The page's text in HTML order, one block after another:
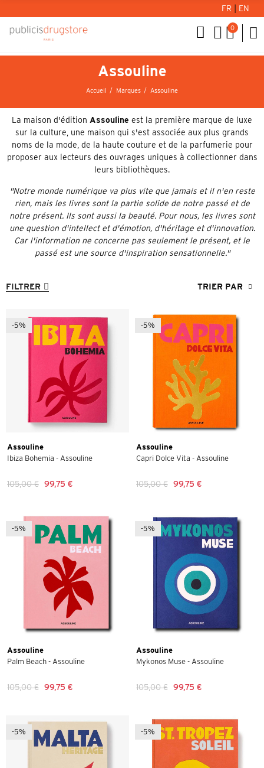
FR EN
0
Assouline
Accueil Marques Assouline
La maison d'édition Assouline est la première marque de luxe
sur la culture, une maison qui s'est associée aux plus grands
noms de la mode, de la haute couture et de la parfumerie pour
proposer aux lecteurs des ouvrages uniques à collectionner dans
leurs bibliothèques.
"Notre monde numérique va plus vite que jamais et il n'en reste
rien, mais les livres sont la partie solide de notre passé et de
notre présent. Ils sont aussi la beauté. Pour nous, les livres sont
une question d'intellect et d'émotion, d'héritage et d'innovation.
Car l'information ne concerne pas seulement le présent, et le
passé est une source d'inspiration sensationnelle."
FILTRER TRIER PAR
-5%
Assouline
Ibiza Bohemia - Assouline
105,00 € 99,75 €
-5%
Assouline
Capri Dolce Vita - Assouline
105,00 € 99,75 €
-5%
Assouline
Palm Beach - Assouline
105,00 € 99,75 €
-5%
Assouline
Mykonos Muse - Assouline
105,00 € 99,75 €
-5% -5%